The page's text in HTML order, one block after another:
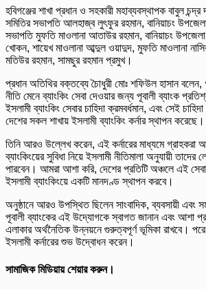
হবিগঞ্জের শাখা প্রধান ও সহকারী মহাব্যবস্থাপক বাবুল
সমিতির সভাপতি আলহাজ্ব লুৎফুর রহমান, বানিয়াচং উপজেলা
সভাপতি মুফতি মাওলানা আতাউর রহমান, বানিয়াচং
খোকন, শায়েখ মাওলানা আব্দুল ওয়াদুদ, মুফতি মাওলানা
মতিউর রহমান, সামছুর রহমান প্রমুখ।
প্রধান অতিথির বক্তব্যে চৈাধুরী মোঃ শফিউল হাসান
নীতি মেনে ব্যাংকিং সেবা দেওয়ার জন্য পূবালী ব্যাংক
ইসলামী ব্যাংকিং সেবার চাহিদা ক্রমবর্ধমান, এবং সেই
দেশের সকল শাখায় ইসলামী ব্যাংকিং কর্নার স্থাপন করেছে।
তিনি আরও উল্লেখ করেন, এই কর্নারের মাধ্যমে গ্রাহকরা
ব্যাংকিংয়ের সুবিধা নিয়ে ইসলামী নীতিমালা অনুযায়ী তাদের
পারবেন। আমরা আশা করি, দেশের প্রতিটি অঞ্চলে এই সেবা
ইসলামী ব্যাংকিংয়ে একটি মানদণ্ড স্থাপন করবে।
অনুষ্ঠানে আরও উপস্থিত ছিলেন সাংবাদিক, ব্যবসায়ী এবং
পূবালী ব্যাংকের এই উদ্যোগকে স্বাগত জানান এবং আশা
এলাকার অর্থনৈতিক উন্নয়নে গুরুত্বপূর্ণ ভূমিকা রাখবে।
ইসলামী কর্নারের শুভ উদ্বোধন করেন।
সামাজিক মিডিয়ায় শেয়ার করুন।